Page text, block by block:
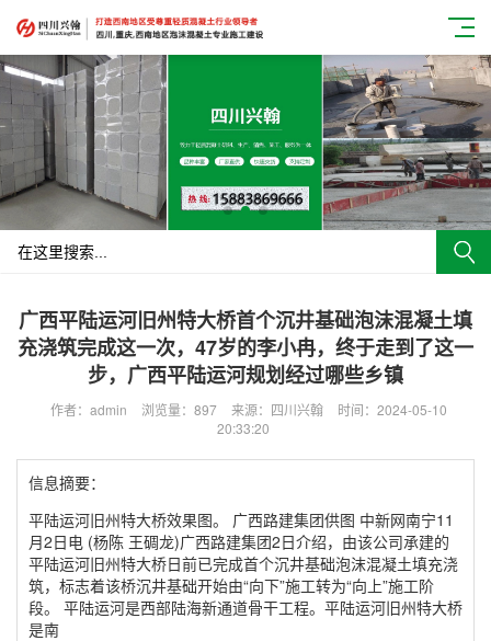
广西平陆运河旧州特大桥首个沉井基础泡沫混凝土填
充浇筑完成这一次，47岁的李小冉，终于走到了这一
步，广西平陆运河规划经过哪些乡镇
作者：admin 浏览量：897 来源：四川兴翰
时间：2024-05-10
20:33:20
信息摘要：
平陆运河旧州特大桥效果图。 广西路建集团供图 中新网南宁11
月2日电 (杨陈 王碉龙)广西路建集团2日介绍，由该公司承建的
平陆运河旧州特大桥日前已完成首个沉井基础泡沫混凝土填充浇
筑，标志着该桥沉井基础开始由“向下”施工转为“向上”施工阶
段。 平陆运河是西部陆海新通道骨干工程。平陆运河旧州特大桥
是南